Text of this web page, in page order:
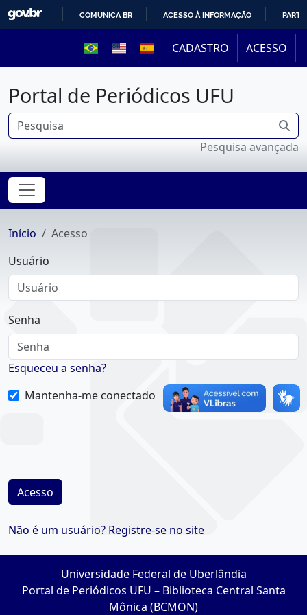
PARA
O
CONTEÚDO
COMUNICA BR ACESSO À INFORMAÇÃO
CADASTRO ACESSO
Portal de Periódicos UFU
Pesquisa avançada
Início
Acesso
Usuário
Senha
Esqueceu a senha?
Mantenha-me conectado
Acesso
Não é um usuário? Registre-se no site
Universidade Federal de Uberlândia
Portal de Periódicos UFU – Biblioteca Central Santa
Mônica (BCMON)